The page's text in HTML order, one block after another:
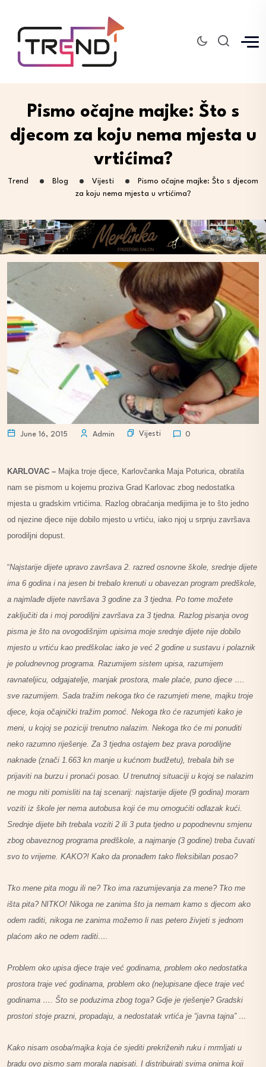
Pismo očajne majke: Što s
djecom za koju nema mjesta u
vrtićima?
Trend Blog Vijesti
Pismo očajne majke: Što s djecom
za koju nema mjesta u vrtićima?
June 16, 2015 Admin Vijesti 0
KARLOVAC – Majka troje djece, Karlovčanka Maja Poturica, obratila
nam se pismom u kojemu proziva Grad Karlovac zbog nedostatka
mjesta u gradskim vrtićima. Razlog obraćanja medijima je to što jedno
od njezine djece nije dobilo mjesto u vrtiću, iako njoj u srpnju završava
porodiljni dopust.
“Najstarije dijete upravo završava 2. razred osnovne škole, srednje dijete
ima 6 godina i na jesen bi trebalo krenuti u obavezan program predškole,
a najmlađe dijete navršava 3 godine za 3 tjedna. Po tome možete
zaključiti da i moj porodiljni završava za 3 tjedna. Razlog pisanja ovog
pisma je što na ovogodišnjim upisima moje srednje dijete nije dobilo
mjesto u vrtiću kao predškolac iako je već 2 godine u sustavu i polaznik
je poludnevnog programa. Razumijem sistem upisa, razumijem
ravnateljicu, odgajatelje, manjak prostora, male plaće, puno djece ….
sve razumijem. Sada tražim nekoga tko će razumjeti mene, majku troje
djece, koja očajnički tražim pomoć. Nekoga tko će razumjeti kako je
meni, u kojoj se poziciji trenutno nalazim. Nekoga tko će mi ponuditi
neko razumno riješenje. Za 3 tjedna ostajem bez prava porodiljne
naknade (znači 1.663 kn manje u kućnom budžetu), trebala bih se
prijaviti na burzu i pronaći posao. U trenutnoj situaciji u kojoj se nalazim
ne mogu niti pomisliti na taj scenarij: najstarije dijete (9 godina) moram
voziti iz škole jer nema autobusa koji će mu omogućiti odlazak kući.
Srednje dijete bih trebala voziti 2 ili 3 puta tjedno u popodnevnu smjenu
zbog obaveznog programa predškole, a najmanje (3 godine) treba čuvati
svo to vrijeme. KAKO?! Kako da pronađem tako fleksibilan posao?
Tko mene pita mogu ili ne? Tko ima razumijevanja za mene? Tko me
išta pita? NITKO! Nikoga ne zanima što ja nemam kamo s djecom ako
odem raditi, nikoga ne zanima možemo li nas petero živjeti s jednom
plaćom ako ne odem raditi….
Problem oko upisa djece traje već godinama, problem oko nedostatka
prostora traje već godinama, problem oko (ne)upisane djece traje već
godinama …. Što se poduzima zbog toga? Gdje je rješenje? Gradski
prostori stoje prazni, propadaju, a nedostatak vrtića je “javna tajna” …
Kako nisam osoba/majka koja će sjediti prekriženih ruku i mrmljati u
bradu ovo pismo sam morala napisati. I distribuirati svima onima koji